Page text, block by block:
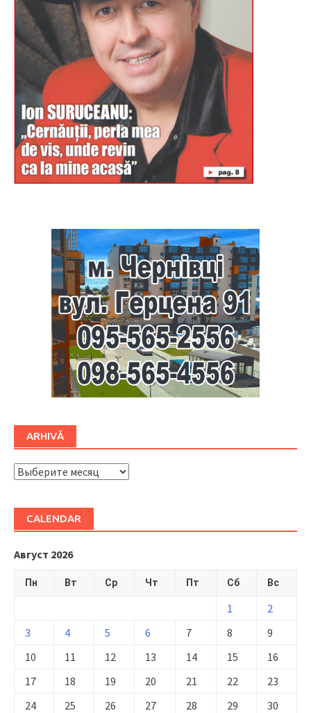
ARHIVĂ
ARHIVĂ
CALENDAR
Август 2026
Пн Вт Ср Чт Пт Сб Вс
1
2
3
4 5 6 7 8
9
10
11 12 13 14 15
16
17
18 19 20 21 22
23
24
25 26 27 28 29
30